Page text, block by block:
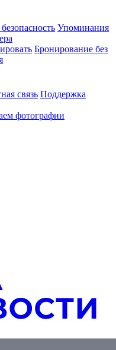
Упоминания
Бронирование без
связь Поддержка
фотографии